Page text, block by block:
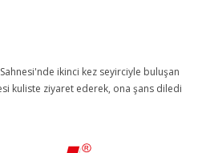
ikinci kez seyirciyle buluşan
kuliste ziyaret ederek, ona şans diledi